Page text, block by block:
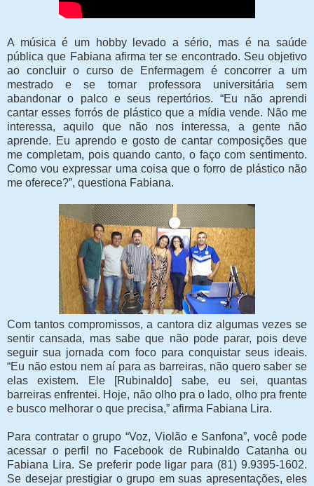
A música é um hobby levado a sério, mas é na saúde
pública que Fabiana afirma ter se encontrado. Seu objetivo
ao concluir o curso de Enfermagem é concorrer a um
mestrado e se tornar professora universitária sem
abandonar o palco e seus repertórios. “Eu não aprendi
cantar esses forrós de plástico que a mídia vende. Não me
interessa, aquilo que não nos interessa, a gente não
aprende. Eu aprendo e gosto de cantar composições que
me completam, pois quando canto, o faço com sentimento.
Como vou expressar uma coisa que o forro de plástico não
me oferece?”, questiona Fabiana.
Com tantos compromissos, a cantora diz algumas vezes se
sentir cansada, mas sabe que não pode parar, pois deve
seguir sua jornada com foco para conquistar seus ideais.
“Eu não estou nem aí para as barreiras, não quero saber se
elas existem. Ele [Rubinaldo] sabe, eu sei, quantas
barreiras enfrentei. Hoje, não olho pra o lado, olho pra frente
e busco melhorar o que precisa,” afirma Fabiana Lira.
Para contratar o grupo “Voz, Violão e Sanfona”, você pode
acessar o perfil no Facebook de Rubinaldo Catanha ou
Fabiana Lira. Se preferir pode ligar para (81) 9.9395-1602.
Se desejar prestigiar o grupo em suas apresentações, eles